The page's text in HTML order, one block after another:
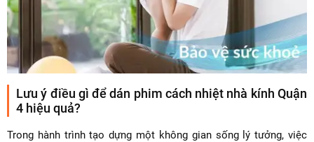
Lưu ý điều gì để dán phim cách nhiệt nhà kính Quận
4 hiệu quả?
Trong hành trình tạo dựng một không gian sống lý tưởng, việc